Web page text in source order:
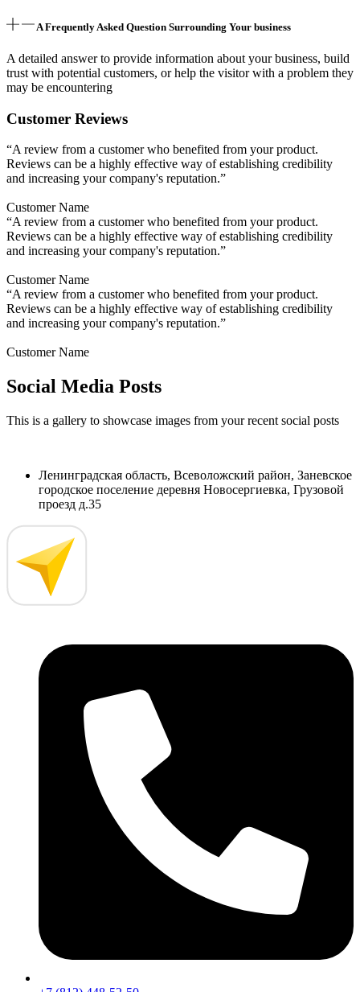
A Frequently Asked Question Surrounding Your business
A detailed answer to provide information about your business, build
trust with potential customers, or help the visitor with a problem they
may be encountering
Customer Reviews
“A review from a customer who benefited from your product.
Reviews can be a highly effective way of establishing credibility
and increasing your company's reputation.”
Customer Name
“A review from a customer who benefited from your product.
Reviews can be a highly effective way of establishing credibility
and increasing your company's reputation.”
Customer Name
“A review from a customer who benefited from your product.
Reviews can be a highly effective way of establishing credibility
and increasing your company's reputation.”
Customer Name
Social Media Posts
This is a gallery to showcase images from your recent social posts
Ленинградская область, Всеволожский район, Заневское
городское поселение деревня Новосергиевка, Грузовой
проезд д.35